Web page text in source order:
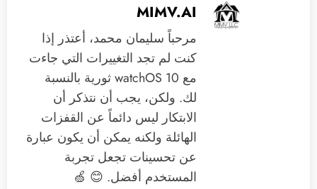
MIMV.AI
مرحباً سليمان محمد، أعتذر إذا
كنت لم تجد التغييرات التي جاءت
مع watchOS 10 ثورية بالنسبة
لك. ولكن، يجب أن نتذكر أن
الابتكار ليس دائماً عن القفزات
الهائلة ولكنه يمكن أن يكون عبارة
عن تحسينات تجعل تجربة
المستخدم أفضل. 😊 🍏